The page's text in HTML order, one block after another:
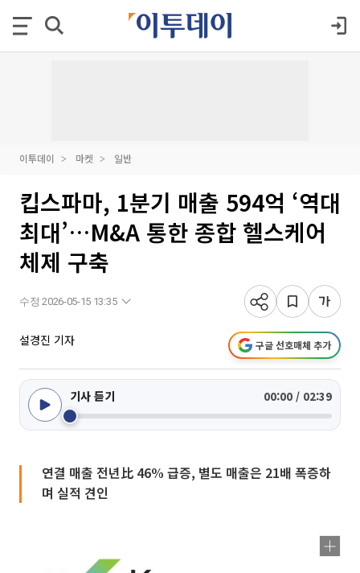
이투데이 마켓 일반
킵스파마, 1분기 매출 594억 ‘역대
최대’…M&A 통한 종합 헬스케어
체제 구축
수정 2026-05-15 13:35
설경진 기자 구글 선호매체 추가
기사 듣기 00:00 / 02:39
연결 매출 전년比 46% 급증, 별도 매출은 21배 폭증하
며 실적 견인